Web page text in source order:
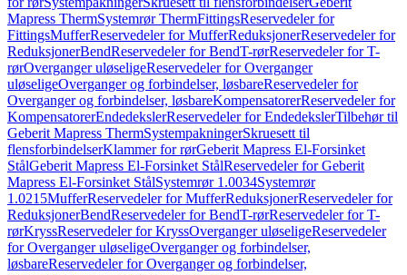
Mapress ThermSystemrør ThermFittingsReservedeler for
FittingsMufferReservedeler for MufferReduksjonerReservedeler for
ReduksjonerBendReservedeler for BendT-rørReservedeler for T-
rørOverganger uløseligeReservedeler for Overganger
uløseligeOverganger og forbindelser, løsbareReservedeler for
Overganger og forbindelser, løsbareKompensatorerReservedeler for
KompensatorerEndedekslerReservedeler for EndedekslerTilbehør til
Geberit Mapress ThermSystempakningerSkruesett til
flensforbindelserKlammer for rørGeberit Mapress El-Forsinket
StålGeberit Mapress El-Forsinket StålReservedeler for Geberit
Mapress El-Forsinket StålSystemrør 1.0034Systemrør
1.0215MufferReservedeler for MufferReduksjonerReservedeler for
ReduksjonerBendReservedeler for BendT-rørReservedeler for T-
rørKryssReservedeler for KryssOverganger uløseligeReservedeler
for Overganger uløseligeOverganger og forbindelser,
løsbareReservedeler for Overganger og forbindelser,